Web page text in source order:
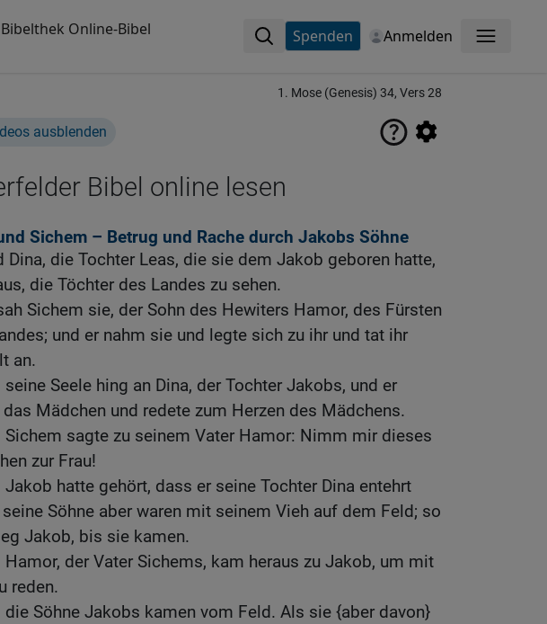
Bibelthek Online-Bibel Spenden Anmelden Menü
1. Mose (Genesis) 34, Vers 28
ausblenden
Bibel online lesen
Sichem – Betrug und Rache durch Jakobs Söhne
Dina, die Tochter Leas, die sie dem Jakob geboren hatte,
die Töchter des Landes zu sehen.
Sichem sie, der Sohn des Hewiters Hamor, des Fürsten
und er nahm sie und legte sich zu ihr und tat ihr
an.
seine Seele hing an Dina, der Tochter Jakobs, und er
Mädchen und redete zum Herzen des Mädchens.
Sichem sagte zu seinem Vater Hamor: Nimm mir dieses
zur Frau!
Jakob hatte gehört, dass er seine Tochter Dina entehrt
seine Söhne aber waren mit seinem Vieh auf dem Feld; so
Jakob, bis sie kamen.
Hamor, der Vater Sichems, kam heraus zu Jakob, um mit
reden.
die Söhne Jakobs kamen vom Feld. Als sie {aber davon}